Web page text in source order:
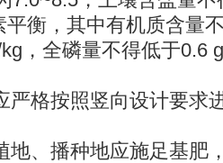
衡，其中有机质含量
，全磷量不得低于0.6
严格按照竖向设计要求
地、播种地应施足基肥